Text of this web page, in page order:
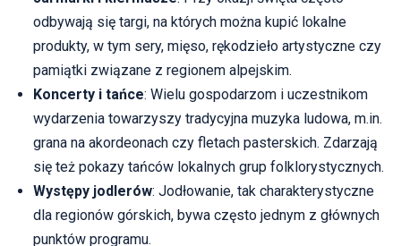
odbywają się targi, na których można kupić lokalne
produkty, w tym sery, mięso, rękodzieło artystyczne czy
pamiątki związane z regionem alpejskim.
Koncerty i tańce: Wielu gospodarzom i uczestnikom
wydarzenia towarzyszy tradycyjna muzyka ludowa, m.in.
grana na akordeonach czy fletach pasterskich. Zdarzają
się też pokazy tańców lokalnych grup folklorystycznych.
Występy jodlerów: Jodłowanie, tak charakterystyczne
dla regionów górskich, bywa często jednym z głównych
punktów programu.